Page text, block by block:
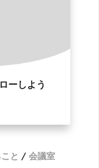
ーしよう
と
会議室